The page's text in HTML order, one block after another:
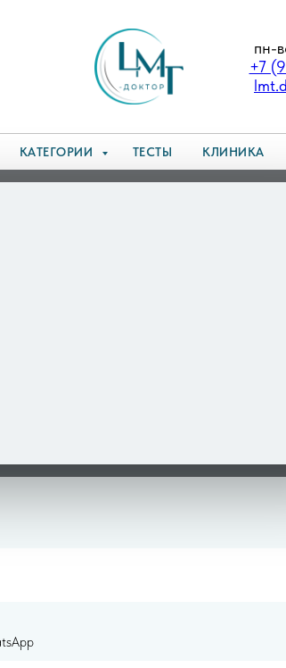
пн-
+7
КАТЕГОРИИ ТЕСТЫ КЛИНИКА
зачем
постоянно обменивается
чувствовать себя плохо. Это
теряете сознание, почему не
является базовым методом,